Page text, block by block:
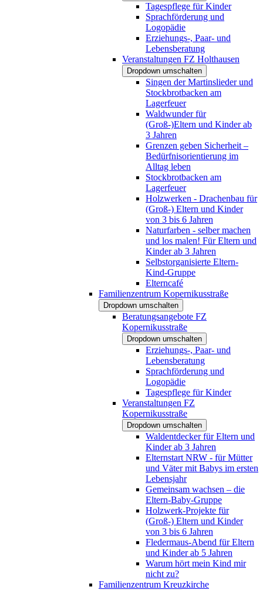
Tagespflege für Kinder
Sprachförderung und
Logopädie
Erziehungs-, Paar- und
Lebensberatung
Veranstaltungen FZ Holthausen
Dropdown umschalten
Singen der Martinslieder und
Stockbrotbacken am
Lagerfeuer
Waldwunder für
(Groß-)Eltern und Kinder ab
3 Jahren
Grenzen geben Sicherheit –
Bedürfnisorientierung im
Alltag leben
Stockbrotbacken am
Lagerfeuer
Holzwerken - Drachenbau für
(Groß-) Eltern und Kinder
von 3 bis 6 Jahren
Naturfarben - selber machen
und los malen! Für Eltern und
Kinder ab 3 Jahren
Selbstorganisierte Eltern-
Kind-Gruppe
Elterncafé
Familienzentrum Kopernikusstraße
Dropdown umschalten
Beratungsangebote FZ
Kopernikusstraße
Dropdown umschalten
Erziehungs-, Paar- und
Lebensberatung
Sprachförderung und
Logopädie
Tagespflege für Kinder
Veranstaltungen FZ
Kopernikusstraße
Dropdown umschalten
Waldentdecker für Eltern und
Kinder ab 3 Jahren
Elternstart NRW - für Mütter
und Väter mit Babys im ersten
Lebensjahr
Gemeinsam wachsen – die
Eltern-Baby-Gruppe
Holzwerk-Projekte für
(Groß-) Eltern und Kinder
von 3 bis 6 Jahren
Fledermaus-Abend für Eltern
und Kinder ab 5 Jahren
Warum hört mein Kind mir
nicht zu?
Familienzentrum Kreuzkirche